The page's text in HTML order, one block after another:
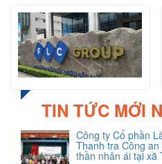
TIN TỨC MỚI
Công ty Cổ phần
Thanh tra Công
thần nhân ái tại xã